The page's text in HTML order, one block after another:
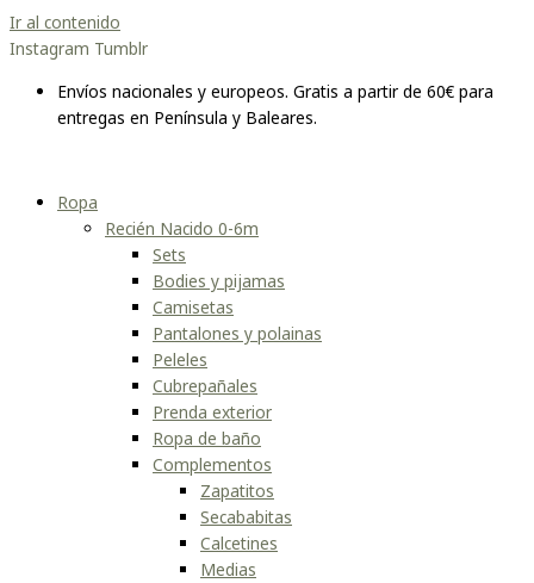
Ir al contenido
Instagram Tumblr
Envíos nacionales y europeos. Gratis a partir de 60€ para
entregas en Península y Baleares.
Ropa
Recién Nacido 0-6m
Sets
Bodies y pijamas
Camisetas
Pantalones y polainas
Peleles
Cubrepañales
Prenda exterior
Ropa de baño
Complementos
Zapatitos
Secababitas
Calcetines
Medias